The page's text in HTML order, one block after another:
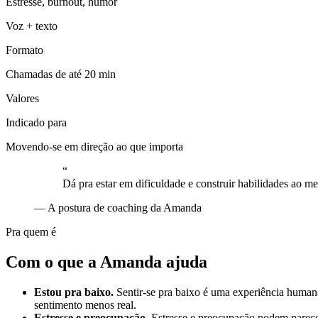
Voz + texto
Formato
Chamadas de até 20 min
Valores
Indicado para
Movendo-se em direção ao que importa
“
Dá pra estar em dificuldade e construir habilidades ao
— A postura de coaching da Amanda
Pra quem é
Com o que a Amanda ajuda
Estou pra baixo. Sentir-se pra baixo é uma experiência
sentimento menos real.